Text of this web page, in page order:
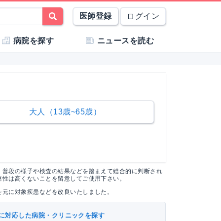
医師登録 ログイン
病院を探す ニュースを読む
大人（13歳~65歳）
段の様子や検査の結果などを踏まえて総合的に判断され
は高くないことを留意してご使用下さい。
に対象疾患などを改良いたしました。
対応した病院・クリニックを探す